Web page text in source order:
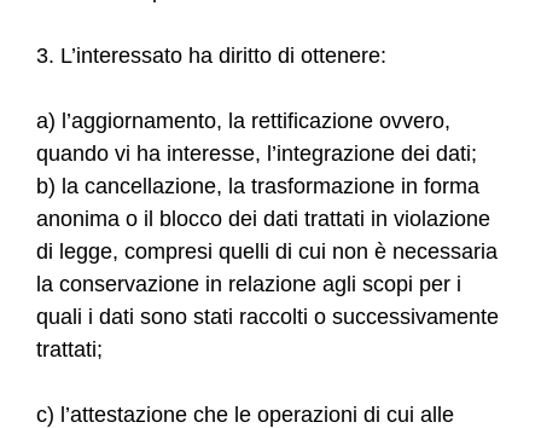
3. L’interessato ha diritto di ottenere:
a) l’aggiornamento, la rettificazione ovvero,
quando vi ha interesse, l’integrazione dei dati;
b) la cancellazione, la trasformazione in forma
anonima o il blocco dei dati trattati in violazione
di legge, compresi quelli di cui non è necessaria
la conservazione in relazione agli scopi per i
quali i dati sono stati raccolti o successivamente
trattati;
c) l’attestazione che le operazioni di cui alle